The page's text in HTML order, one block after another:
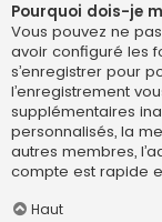
Pourquoi dois-je
Vous pouvez ne
avoir configuré les
s’enregistrer pour
l’enregistrement
supplémentaires
personnalisés, la
autres membres,
compte est rapide
Haut